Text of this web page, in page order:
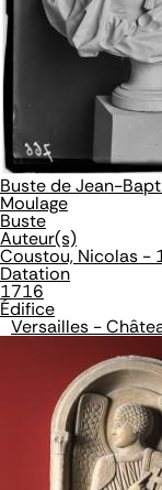
Buste de Jean-
Moulage
Buste
Auteur(s)
Coustou, Nicolas -
Datation
1716
Édifice
Versailles -